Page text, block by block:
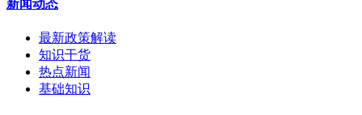
新闻动态
最新政策解读
知识干货
热点新闻
基础知识